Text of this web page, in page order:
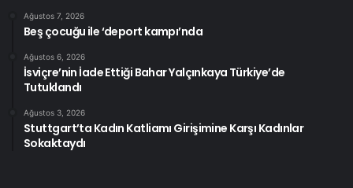
Ağustos 7, 2026
Beş çocuğu ile ‘deport kampı’nda
Ağustos 6, 2026
İsviçre’nin İade Ettiği Bahar Yalçınkaya Türkiye’de
Tutuklandı
Ağustos 3, 2026
Stuttgart’ta Kadın Katliamı Girişimine Karşı Kadınlar
Sokaktaydı